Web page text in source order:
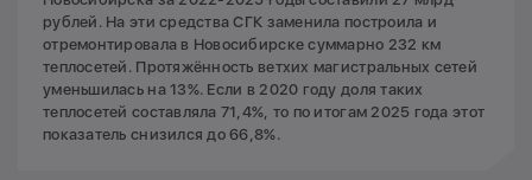
рублей. На эти средства СГК заменила построила и
отремонтировала в Новосибирске суммарно 232 км
теплосетей. Протяжённость ветхих магистральных сетей
уменьшилась на 13%. Если в 2020 году доля таких
теплосетей составляла 71,4%, то по итогам 2025 года этот
показатель снизился до 66,8%.